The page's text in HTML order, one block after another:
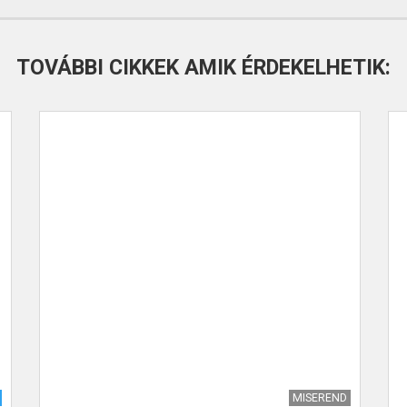
TOVÁBBI CIKKEK AMIK ÉRDEKELHETIK:
MISEREND